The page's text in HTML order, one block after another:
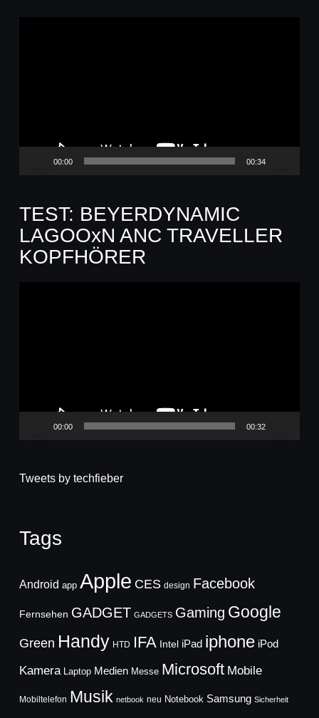
00:00 00:34
TEST: BEYERDYNAMIC
LAGOOxN ANC TRAVELLER
KOPFHÖRER
00:00 00:32
Tweets by techfieber
Tags
Android app Apple CES design Facebook
Fernsehen GADGET GADGETS Gaming Google
Green Handy HTD IFA Intel iPad iphone iPod
Kamera Laptop Medien Messe Microsoft Mobile
Mobiltelefon Musik netbook neu Notebook Samsung Sicherheit